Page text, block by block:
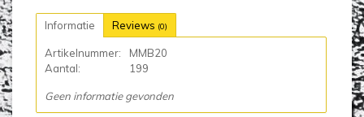
Informatie Reviews (0)
Artikelnummer:
MMB20
Aantal:
199
Geen informatie gevonden